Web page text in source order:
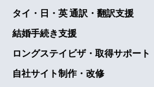
タイ・日・英 通訳・翻訳支援
結婚手続き支援
ロングステイビザ・取得サポート
自社サイト制作・改修